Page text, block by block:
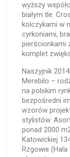
wyższy
białym tle.
kolczykami w
cyrkoniami,
pierścionkami
komplet
Naszyjnik
Merebilo –
na polskim
bezpośredni
wzorów
stylistów.
ponad 2000
Katowickiej
Rzgowie